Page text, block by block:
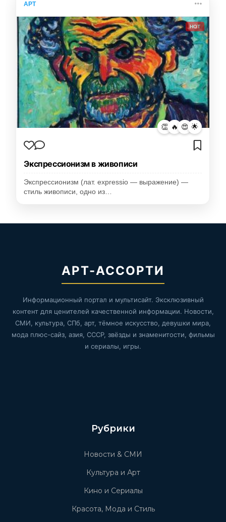
АРТ
HOT
👏 🔥 😍 🌟
Экспрессионизм в живописи
Экспрессионизм (лат. expressio — выражение) —
стиль живописи, одно из…
АРТ-АССОРТИ
Информационный портал и мультисайт. Эксклюзивный
контент для ценителей качественной информации. Новости,
СМИ, культура, СПб, арт, тёмное искусство, девушки мира,
мода плюс-сайз, азия, СССР, звёзды и знаменитости, фильмы
и сериалы, игры.
Рубрики
Новости & СМИ
Культура и Арт
Кино и Сериалы
Красота, Мода и Стиль